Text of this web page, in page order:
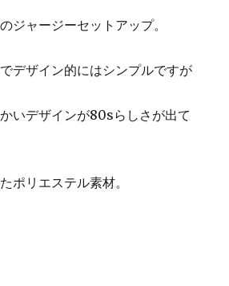
ジャージーセットアップ。
デザイン的にはシンプルですが
いデザインが80sらしさが出て
ポリエステル素材。